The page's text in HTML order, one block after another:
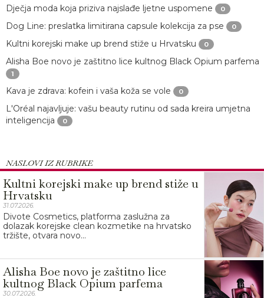
Dječja moda koja priziva najslađe ljetne uspomene 0
Dog Line: preslatka limitirana capsule kolekcija za pse 0
Kultni korejski make up brend stiže u Hrvatsku 0
Alisha Boe novo je zaštitno lice kultnog Black Opium parfema
1
Kava je zdrava: kofein i vaša koža se vole 0
L'Oréal najavljuje: vašu beauty rutinu od sada kreira umjetna
inteligencija
0
NASLOVI IZ RUBRIKE
Kultni korejski make up brend stiže u
Hrvatsku
31.07.2026.
Divote Cosmetics, platforma zaslužna za
dolazak korejske clean kozmetike na hrvatsko
tržište, otvara novo...
Alisha Boe novo je zaštitno lice
kultnog Black Opium parfema
30.07.2026.